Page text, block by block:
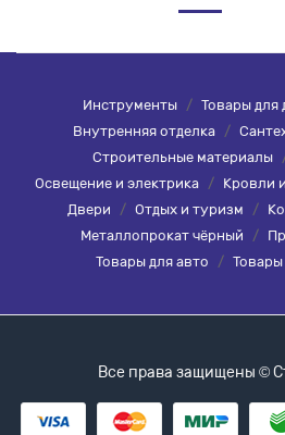
Инструменты / Товары для
Внутренняя отделка /
Строительные материалы
Освещение и электрика
/ Кровли
Двери
/ Отдых и туризм /
Металлопрокат чёрный
/
Товары для авто
/
Все права защищены ©